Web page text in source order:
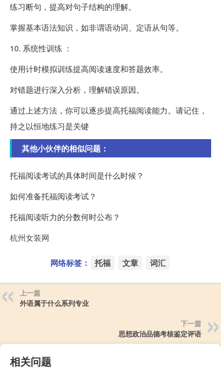
练习断句，提高对句子结构的理解。
掌握基本语法知识，如非谓语动词、定语从句等。
10. 系统性训练 ：
使用计时模拟训练提高阅读速度和答题效率。
对错题进行深入分析，理解错误原因。
通过上述方法，你可以逐步提高托福阅读能力。请记住，
持之以恒地练习是关键
其他小伙伴的相似问题：
托福阅读考试的具体时间是什么时候？
如何准备托福阅读考试？
托福阅读听力的分数何时公布？
杭州女装网
网络标签： 托福 文章 词汇
上一篇
外语属于什么系列专业
下一篇
思想政治品德考核鉴定评语
相关问题